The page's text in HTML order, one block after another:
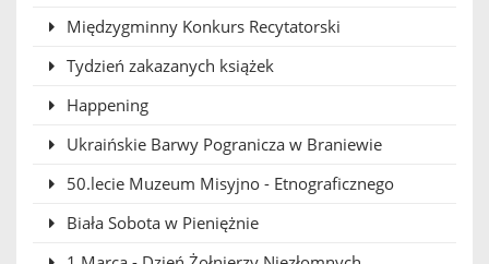
Międzygminny Konkurs Recytatorski
Tydzień zakazanych książek
Happening
Ukraińskie Barwy Pogranicza w Braniewie
50.lecie Muzeum Misyjno - Etnograficznego
Biała Sobota w Pieniężnie